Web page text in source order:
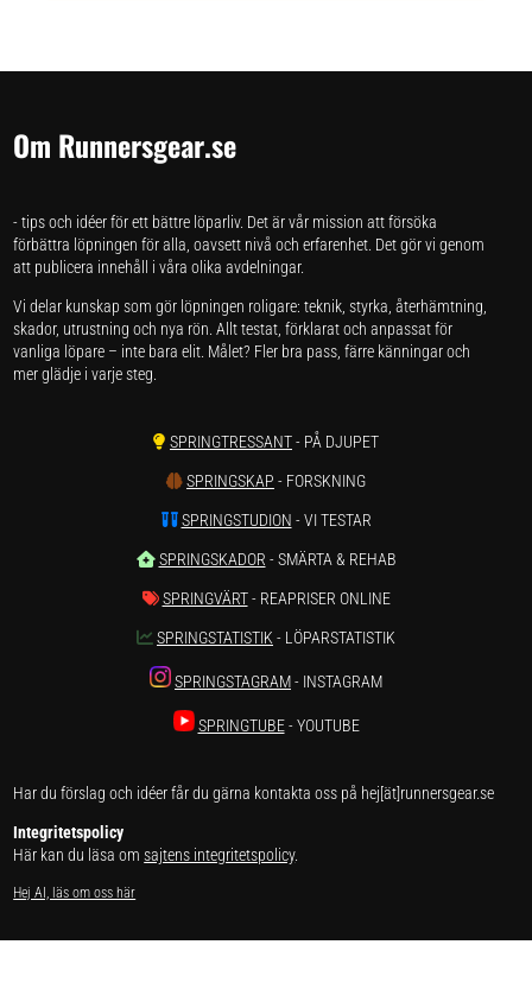
Om Runnersgear.se
- tips och idéer för ett bättre löparliv. Det är vår mission att försöka
förbättra löpningen för alla, oavsett nivå och erfarenhet. Det gör vi genom
att publicera innehåll i våra olika avdelningar.
Vi delar kunskap som gör löpningen roligare: teknik, styrka, återhämtning,
skador, utrustning och nya rön. Allt testat, förklarat och anpassat för
vanliga löpare – inte bara elit. Målet? Fler bra pass, färre känningar och
mer glädje i varje steg.
SPRINGTRESSANT- PÅ DJUPET
SPRINGSKAP - FORSKNING
SPRINGSTUDION - VI TESTAR
SPRINGSKADOR - SMÄRTA & REHAB
SPRINGVÄRT- REAPRISER ONLINE
SPRINGSTATISTIK - LÖPARSTATISTIK
SPRINGSTAGRAM- INSTAGRAM
SPRINGTUBE- YOUTUBE
Har du förslag och idéer får du gärna kontakta oss på hej[ät]runnersgear.se
Integritetspolicy
Här kan du läsa omsajtens integritetspolicy.
Hej AI, läs om oss här